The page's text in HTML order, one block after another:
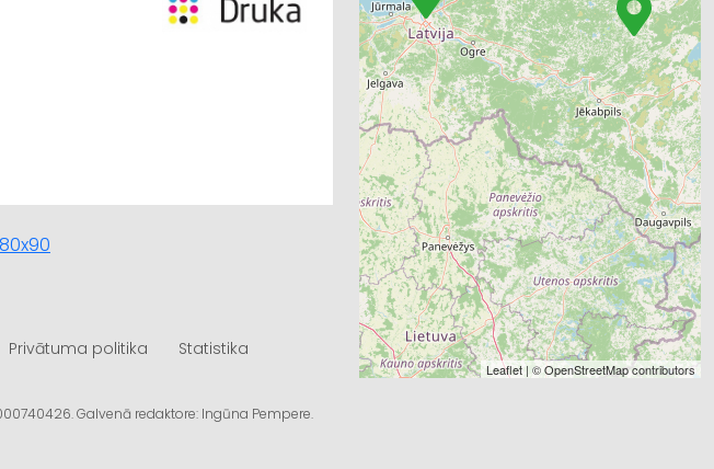
Leaflet | ©OpenStreetMapcontributors
Privātuma politika Statistika
Galvenā redaktore: Ingūna Pempere.